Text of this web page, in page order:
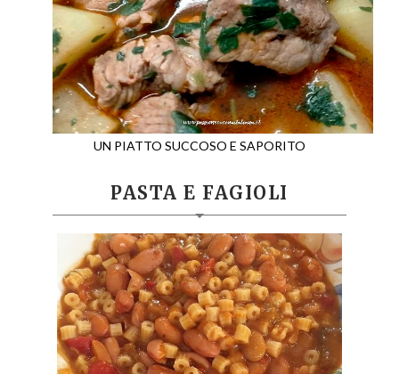
UN PIATTO SUCCOSO E SAPORITO
PASTA E FAGIOLI